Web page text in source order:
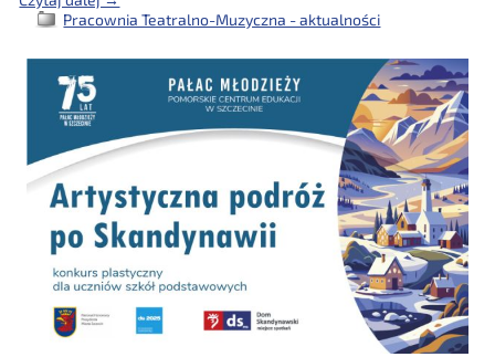
Pracownia Teatralno-Muzyczna - aktualności